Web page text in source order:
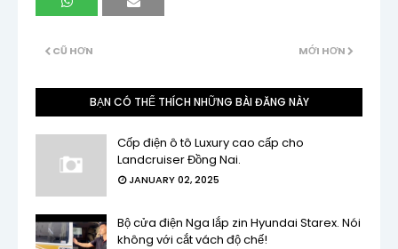
MỚI HƠN
CŨ HƠN
BẠN CÓ THỂ THÍCH NHỮNG BÀI ĐĂNG NÀY
Cốp điện ô tô Luxury cao cấp cho
Landcruiser Đồng Nai.
JANUARY 02, 2025
Bộ cửa điện Nga lắp zin Hyundai Starex. Nói
không với cắt vách độ chế!